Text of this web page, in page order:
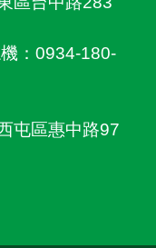
：0934-180-
屯區惠中路97